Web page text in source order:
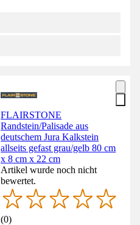
FLAIRSTONE
Randstein/Palisade aus
deutschem Jura Kalkstein
allseits gefast grau/gelb 80 cm
x 8 cm x 22 cm
Artikel wurde noch nicht
bewertet.
(0)